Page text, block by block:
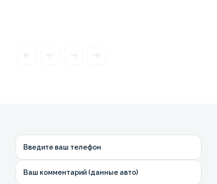
Введите ваш телефон
Ваш комментарий (данные авто)